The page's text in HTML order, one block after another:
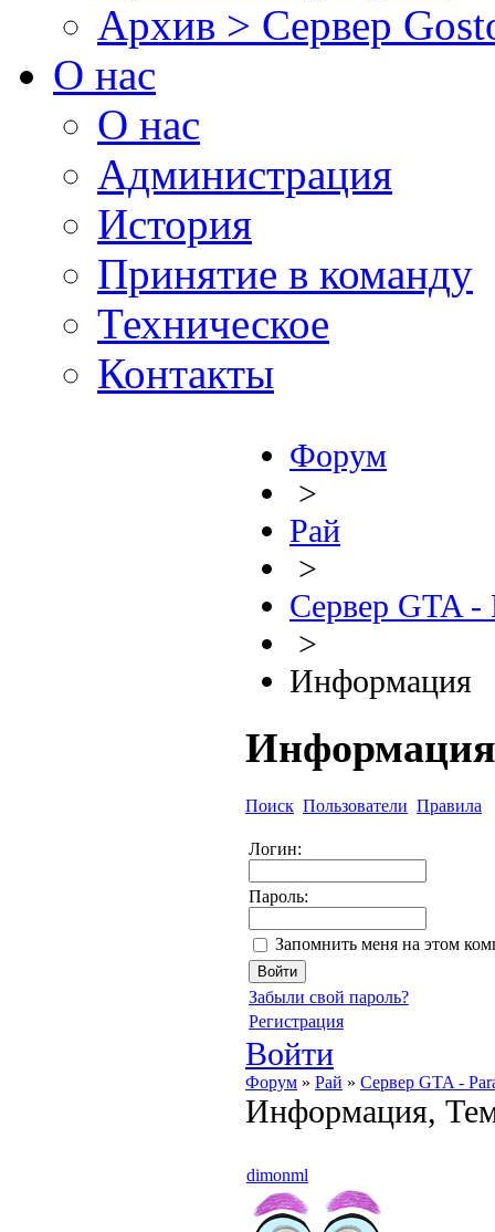
Архив > Сервер
О нас
О нас
Администрация
История
Принятие в команду
Техническое
Контакты
Форум
>
Рай
>
Сервер GTA -
>
Информация
Информация
Поиск Пользователи Правила
Логин:
Пароль:
Запомнить меня на этом
Забыли свой пароль?
Регистрация
Войти
Форум » Рай » Сервер GTA -
Информация,
dimonml